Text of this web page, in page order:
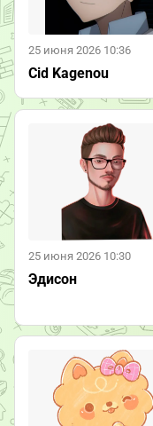
25 июня 2026 10:36
Cid Kagenou
25 июня 2026 10:30
Эдисон